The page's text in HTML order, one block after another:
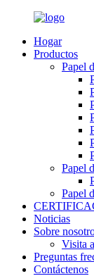
Hogar
Productos
Papel
Papel
Papel
Noticias
Sobre
Visita
Preguntas
Contáctenos